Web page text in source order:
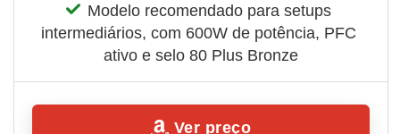
Modelo recomendado para setups
intermediários, com 600W de potência, PFC
ativo e selo 80 Plus Bronze
Ver preço